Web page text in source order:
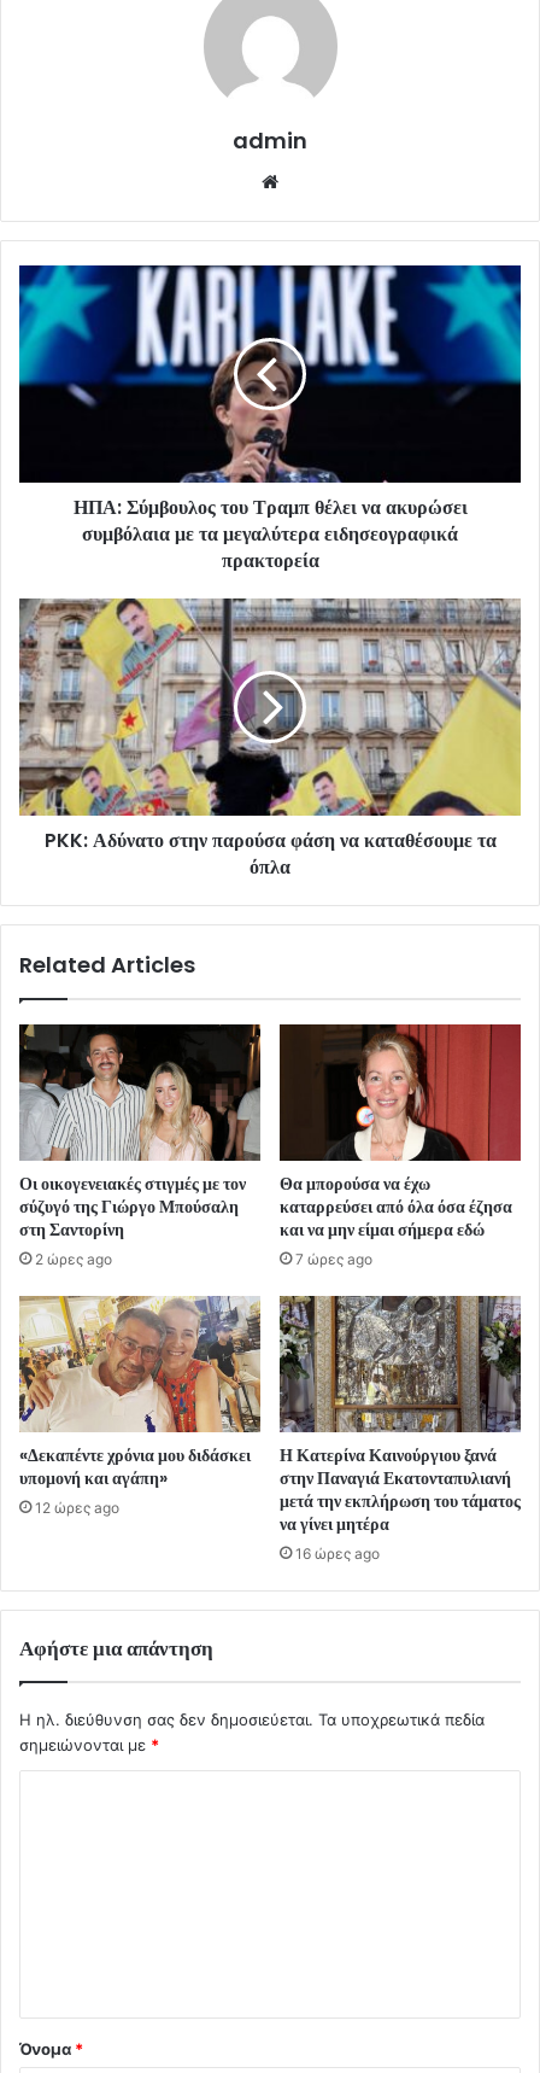
admin
ΗΠΑ: Σύμβουλος του Τραμπ θέλει να ακυρώσει
συμβόλαια με τα μεγαλύτερα ειδησεογραφικά
πρακτορεία
PKK: Αδύνατο στην παρούσα φάση να καταθέσουμε τα
όπλα
Related Articles
Οι οικογενειακές στιγμές με τον
σύζυγό της Γιώργο Μπούσαλη
στη Σαντορίνη
2 ώρες ago
Θα μπορούσα να έχω
καταρρεύσει από όλα όσα έζησα
και να μην είμαι σήμερα εδώ
7 ώρες ago
«Δεκαπέντε χρόνια μου διδάσκει
υπομονή και αγάπη»
12 ώρες ago
Η Κατερίνα Καινούργιου ξανά
στην Παναγιά Εκατονταπυλιανή
μετά την εκπλήρωση του τάματος
να γίνει μητέρα
16 ώρες ago
Αφήστε μια απάντηση
Η ηλ. διεύθυνση σας δεν δημοσιεύεται. Τα υποχρεωτικά πεδία
σημειώνονται με *
Όνομα *